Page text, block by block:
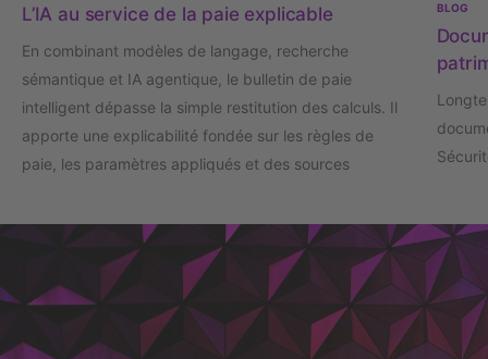
L’IA au service de la paie explicable
En combinant modèles de langage, recherche
sémantique et IA agentique, le bulletin de paie
intelligent dépasse la simple restitution des calculs. Il
apporte une explicabilité fondée sur les règles de
paie, les paramètres appliqués et des sources
BLOG